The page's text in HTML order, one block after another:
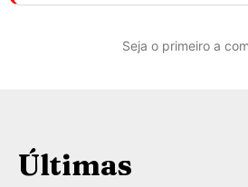
Seja o primeiro a
Últimas